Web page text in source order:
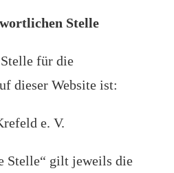
Stelle
für die
dieser Website ist:
e. V.
Stelle“ gilt jeweils die